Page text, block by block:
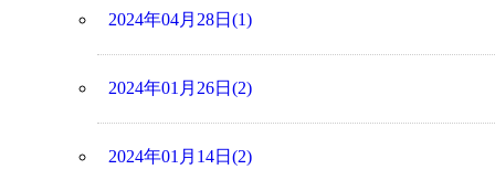
2024年04月28日(1)
2024年01月26日(2)
2024年01月14日(2)